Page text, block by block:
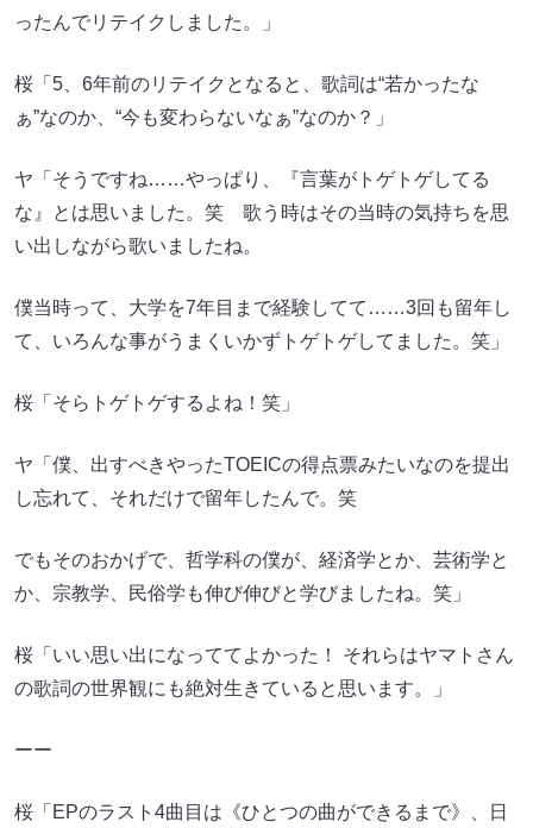
ったんでリテイクしました。」
桜「5、6年前のリテイクとなると、歌詞は“若かったな
ぁ”なのか、“今も変わらないなぁ”なのか？」
ヤ「そうですね……やっぱり、『言葉がトゲトゲしてる
な』とは思いました。笑 歌う時はその当時の気持ちを思
い出しながら歌いましたね。
僕当時って、大学を7年目まで経験してて……3回も留年し
て、いろんな事がうまくいかずトゲトゲしてました。笑」
桜「そらトゲトゲするよね！笑」
ヤ「僕、出すべきやったTOEICの得点票みたいなのを提出
し忘れて、それだけで留年したんで。笑
でもそのおかげで、哲学科の僕が、経済学とか、芸術学と
か、宗教学、民俗学も伸び伸びと学びましたね。笑」
桜「いい思い出になっててよかった！ それらはヤマトさん
の歌詞の世界観にも絶対生きていると思います。」
ーー
桜「EPのラスト4曲目は《ひとつの曲ができるまで》、日